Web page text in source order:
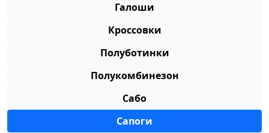
Галоши
Кроссовки
Полуботинки
Полукомбинезон
Сабо
Сапоги